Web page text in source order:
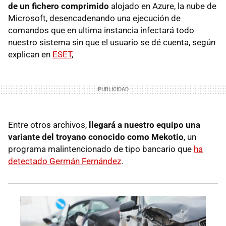
de un fichero comprimido alojado en Azure, la nube de
Microsoft, desencadenando una ejecución de
comandos que en ultima instancia infectará todo
nuestro sistema sin que el usuario se dé cuenta, según
explican en ESET,
Entre otros archivos,
llegará a nuestro equipo una
variante del troyano conocido como Mekotio, un
programa malintencionado de tipo bancario que ha
detectado Germán Fernández.